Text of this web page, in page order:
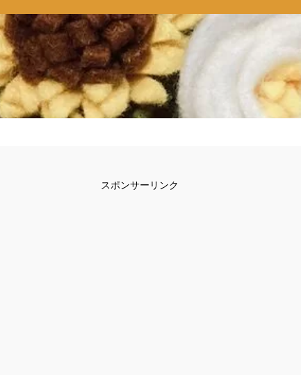
スポンサーリンク